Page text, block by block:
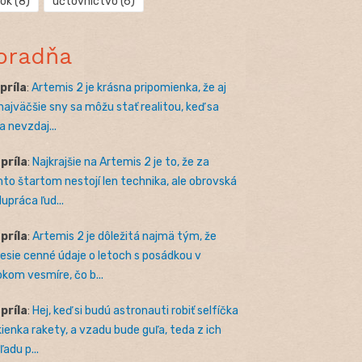
: Artemis 2 je krásna pripomienka, že aj
sny sa môžu stať realitou, keď sa
nevzdaj...
: Najkrajšie na Artemis 2 je to, že za
štartom nestojí len technika, ale obrovská
ľud...
: Artemis 2 je dôležitá najmä tým, že
cenné údaje o letoch s posádkou v
vesmíre, čo b...
: Hej, keď si budú astronauti robiť selfíčka
rakety, a vzadu bude guľa, teda z ich
p...